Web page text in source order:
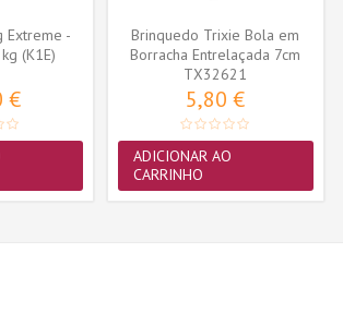
Extreme -
(K1E)
€
Brinquedo Trixie Bola em
Borracha Entrelaçada 7cm
(TX32621)
TX32621
5,80 €
ADICIONAR AO
CARRINHO